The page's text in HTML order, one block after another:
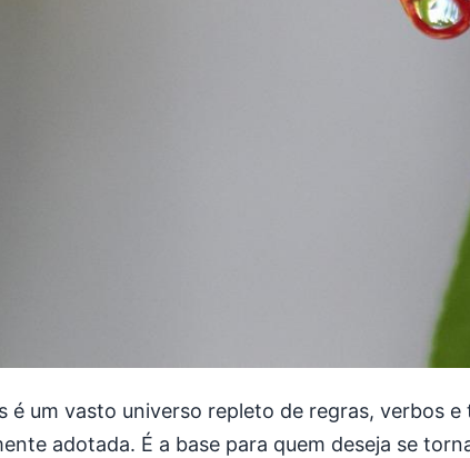
é um vasto universo repleto de regras, verbos
adotada. É a base para quem deseja se